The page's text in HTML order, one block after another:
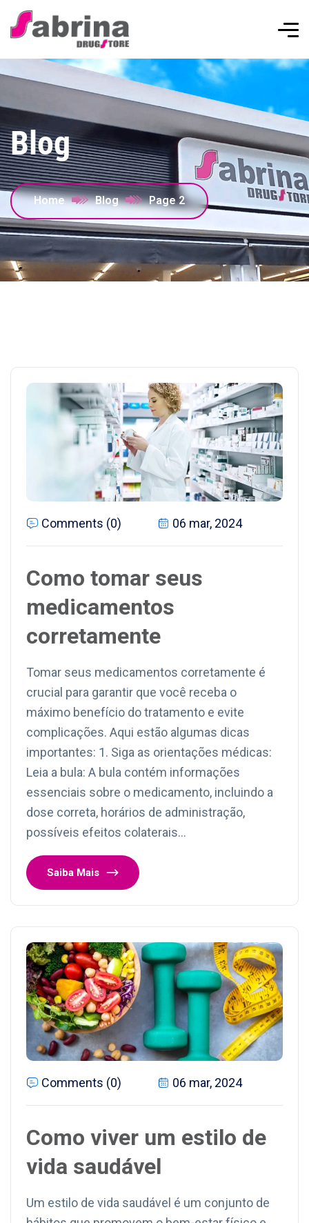
Blog
Home Blog Page 2
Comments (0) 06 mar, 2024
Como tomar seus
medicamentos
corretamente
Tomar seus medicamentos corretamente é
crucial para garantir que você receba o
máximo benefício do tratamento e evite
complicações. Aqui estão algumas dicas
importantes: 1. Siga as orientações médicas:
Leia a bula: A bula contém informações
essenciais sobre o medicamento, incluindo a
dose correta, horários de administração,
possíveis efeitos colaterais…
Saiba Mais
Comments (0) 06 mar, 2024
Como viver um estilo de
vida saudável
Um estilo de vida saudável é um conjunto de